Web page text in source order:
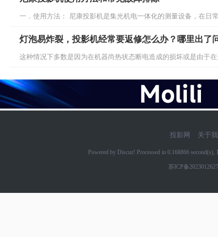
一．使用方法： 尼康投影机是集光机电一体化的测量设备，在日
灯泡易炸裂，投影机经常要返修怎么办？哪里出了
这种情况下多数是因为在机器尚热状态断电造成的损坏或是由于
投影网 关于
Powered by Discuz! Processed in 0.168866
苏ICP备